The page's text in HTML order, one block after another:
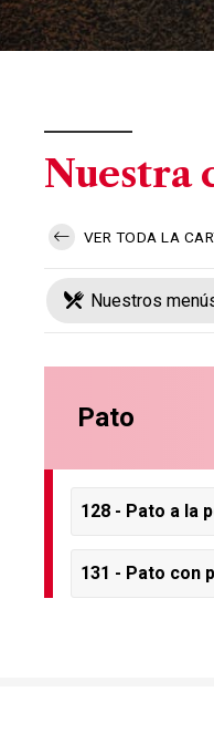
Nuestra
VER TODA LA
Nuestros
Pato
128 - Pato a la
131 - Pato con